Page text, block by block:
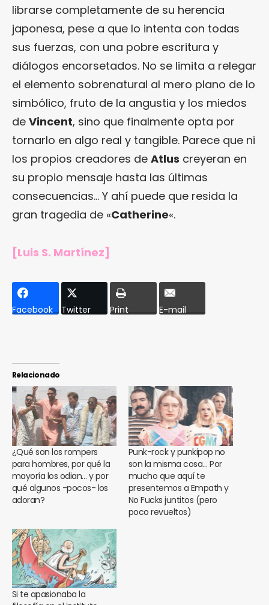
librarse completamente de su herencia
japonesa, pese a que lo intenta con todas
sus fuerzas, con una pobre escritura y
diálogos encorsetados. No se limita a relegar
el elemento sobrenatural al mero plano de lo
simbólico, fruto de la angustia y los miedos
de Vincent, sino que finalmente opta por
tornarlo en algo real y tangible. Parece que ni
los propios creadores de Atlus creyeran en
su propio mensaje hasta las últimas
consecuencias… Y ahí puede que resida la
gran tragedia de «Catherine«.
[Luis S. Martínez]
Facebook Twitter Print E-mail
Relacionado
¿Qué son los rompers
para hombres, por qué la
mayoría los odian… y por
qué algunos -pocos- los
adoran?
Punk-rock y punkipop no
son la misma cosa… Por
mucho que aquí te
presentemos a Empath y
No Fucks juntitos (pero
poco revueltos)
Si te apasionaba la